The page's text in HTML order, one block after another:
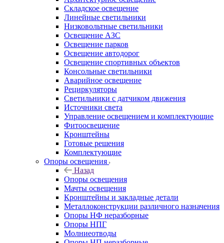
Складское освещение
Линейные светильники
Низковольтные светильники
Освещение АЗС
Освещение парков
Освещение автодорог
Освещение спортивных объектов
Консольные светильники
Аварийное освещение
Рециркуляторы
Светильники с датчиком движения
Источники света
Управление освещением и комплектующие
Фитоосвещение
Кронштейны
Готовые решения
Комплектующие
Опоры освещения
Назад
Опоры освещения
Мачты освещения
Кронштейны и закладные детали
Металлоконструкции различного назначения
Опоры НФ неразборные
Опоры НПГ
Молниеотводы